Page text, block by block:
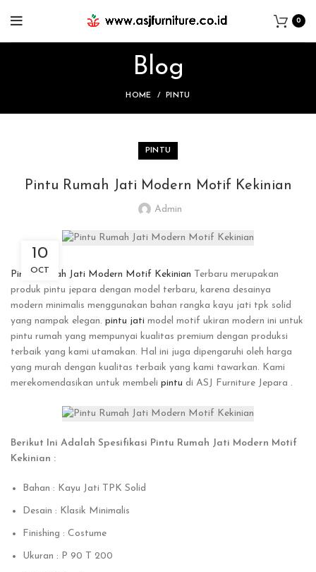
0
Blog
HOME PINTU
PINTU
Pintu Rumah Jati Modern Motif Kekinian
Admin
10
OCT
Pintu Rumah Jati Modern Motif Kekinian Terbaru merupakan
produk pintu jepara dengan model terbaru, karena desainya
modern minimalis menggunakan bahan rangka kayu jati tpk solid
yang nampak elegan. pintu jati model motif ukiran modern ini untuk
pintu rumah yang mempunyai kualitas premium dengan produksi
terbaik yang kami utamakan. Hal ini juga dipengaruhi oleh harga
yang murah dengan kualitas terbaik yang kami tawarkan. Kami
merekomendasikan untuk membeli pintu di ASJ Furniture Jepara .
Berikut Ini Adalah Spesifikasi Pintu Rumah Jati Modern Motif
Kekinian :
Bahan : Kayu Jati TPK Solid
Desain : Klasik Minimalis
Finishing : Costume
Ukuran : P 90 T 200